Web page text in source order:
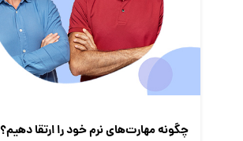
چگونه مهارت‌های نرم خود را ارتقا دهیم؟